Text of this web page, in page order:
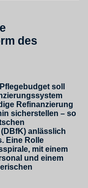
des
soll
Refinanzierung
sicherstellen – so
anlässlich
Eine Rolle
mit einem
und einem